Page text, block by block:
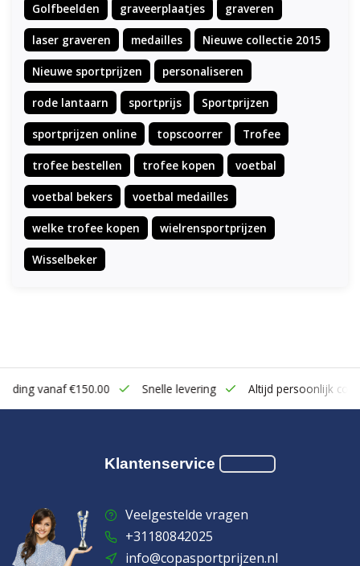
Golfbeelden graveerplaatjes graveren
laser graveren medailles Nieuwe collectie 2015
Nieuwe sportprijzen personaliseren
rode lantaarn sportprijs Sportprijzen
sportprijzen online topscoorrer Trofee
trofee bestellen trofee kopen voetbal
voetbal bekers voetbal medailles
welke trofee kopen wielrensportprijzen
Wisselbeker
vanaf €150.00 Snelle levering Altijd persoonlijk
Klantenservice
Veelgestelde vragen
+31180842025
info@copasportprijzen.nl